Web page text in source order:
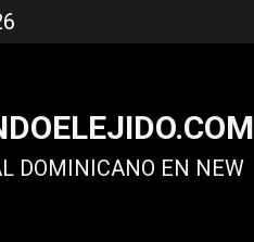
DOMINICANO EN NEW